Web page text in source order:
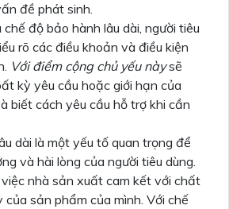
đề phát sinh.
độ bảo hành lâu dài, người tiêu
rõ các điều khoản và điều kiện
Với điểm cộng chủ yếu nàysẽ
kỳ yêu cầu hoặc giới hạn của
biết cách yêu cầu hỗ trợ khi cần
dài là một yếu tố quan trọng để
và hài lòng của người tiêu dùng.
nhà sản xuất cam kết với chất
sản phẩm của mình. Với chế